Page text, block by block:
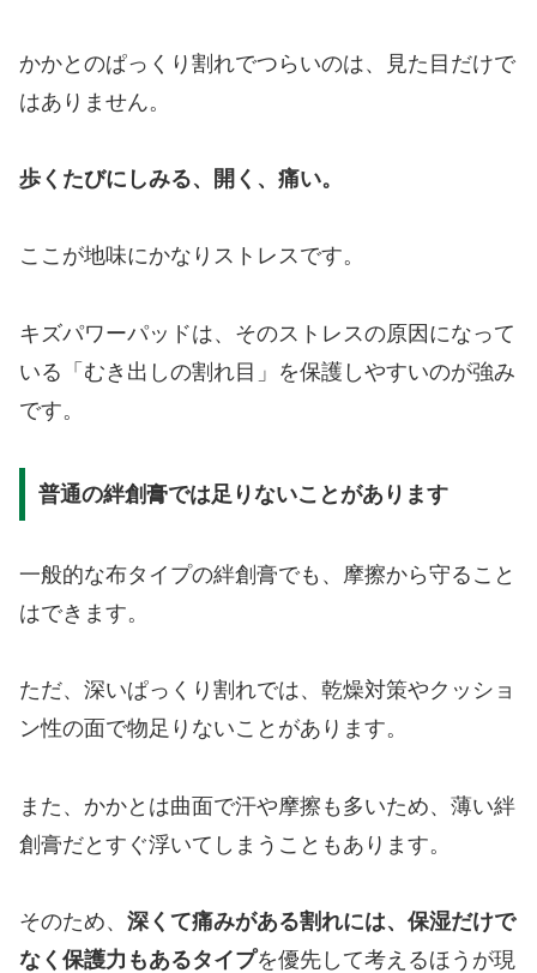
かかとのぱっくり割れでつらいのは、見た目だけで
はありません。
歩くたびにしみる、開く、痛い。
ここが地味にかなりストレスです。
キズパワーパッドは、そのストレスの原因になって
いる「むき出しの割れ目」を保護しやすいのが強み
です。
普通の絆創膏では足りないことがあります
一般的な布タイプの絆創膏でも、摩擦から守ること
はできます。
ただ、深いぱっくり割れでは、乾燥対策やクッショ
ン性の面で物足りないことがあります。
また、かかとは曲面で汗や摩擦も多いため、薄い絆
創膏だとすぐ浮いてしまうこともあります。
そのため、 深くて痛みがある割れには、保湿だけで
なく保護力もあるタイプを優先して考えるほうが現